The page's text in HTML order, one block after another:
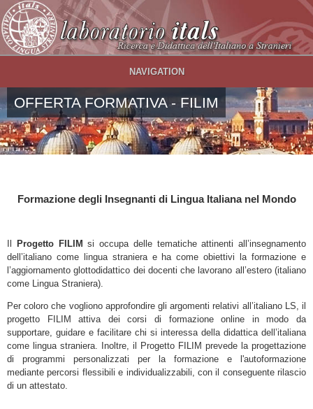
Salta al contenuto principale
NAVIGATION
OFFERTA FORMATIVA - FILIM
Formazione degli Insegnanti di Lingua Italiana nel Mondo
Progetto FILIM si occupa delle tematiche attinenti all’insegnamento
dell’italiano come lingua straniera e ha come obiettivi la formazione e
l’aggiornamento glottodidattico dei docenti che lavorano all’estero (italiano
come Lingua Straniera).
Per coloro che vogliono approfondire gli argomenti relativi all’italiano LS, il
progetto FILIM attiva dei corsi di formazione online in modo da
supportare, guidare e facilitare chi si interessa della didattica dell’italiana
come lingua straniera. Inoltre, il Progetto FILIM prevede la progettazione
di programmi personalizzati per la formazione e l'autoformazione
mediante percorsi flessibili e individualizzabili, con il conseguente rilascio
di un attestato.